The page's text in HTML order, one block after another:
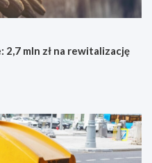
mln zł na rewitalizację